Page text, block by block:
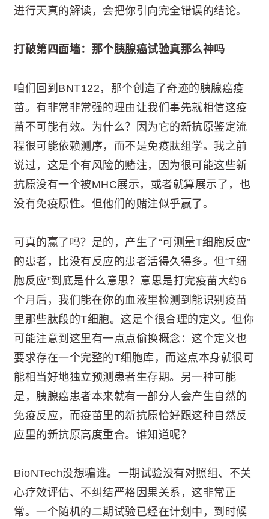
进行天真的解读，会把你引向完全错误的结论。
打破第四面墙：那个胰腺癌试验真那么神吗
咱们回到BNT122，那个创造了奇迹的胰腺癌疫
苗。有非常非常强的理由让我们事先就相信这疫
苗不可能有效。为什么？因为它的新抗原鉴定流
程很可能依赖测序，而不是免疫肽组学。我之前
说过，这是个有风险的赌注，因为很可能这些新
抗原没有一个被MHC展示，或者就算展示了，也
没有免疫原性。但他们的赌注似乎赢了。
可真的赢了吗？是的，产生了“可测量T细胞反应”
的患者，比没有反应的患者活得久得多。但“T细
胞反应”到底是什么意思？意思是打完疫苗大约6
个月后，我们能在你的血液里检测到能识别疫苗
里那些肽段的T细胞。这是个很合理的定义。但你
可能注意到这里有一点点偷换概念：这个定义也
要求存在一个完整的T细胞库，而这点本身就很可
能相当好地独立预测患者生存期。另一种可能
是，胰腺癌患者本来就有一部分人会产生自然的
免疫反应，而疫苗里的新抗原恰好跟这种自然反
应里的新抗原高度重合。谁知道呢？
BioNTech没想骗谁。一期试验没有对照组、不关
心疗效评估、不纠结严格因果关系，这非常正
常。一个随机的二期试验已经在计划中，到时候